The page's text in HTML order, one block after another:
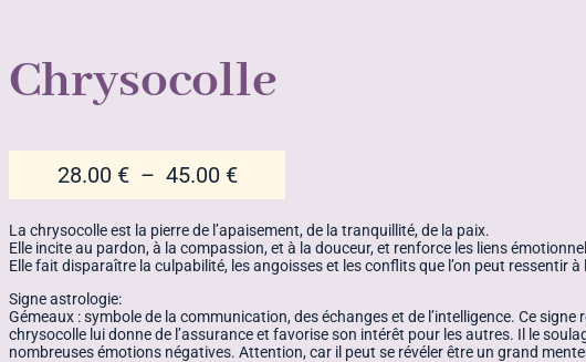
Chrysocolle
28.00 € – 45.00 €Plage
prix :
28.00 €
à
45.00 €
La chrysocolle est la pierre de l’apaisement, de la tranquillité, de la paix.
Elle incite au pardon, à la compassion, et à la douceur, et renforce les liens
Elle fait disparaître la culpabilité, les angoisses et les conflits que l’on peut ressentir
Signe astrologie:
Gémeaux : symbole de la communication, des échanges et de l’intelligence. Ce
chrysocolle lui donne de l’assurance et favorise son intérêt pour les autres. Il le
nombreuses émotions négatives. Attention, car il peut se révéler être un grand